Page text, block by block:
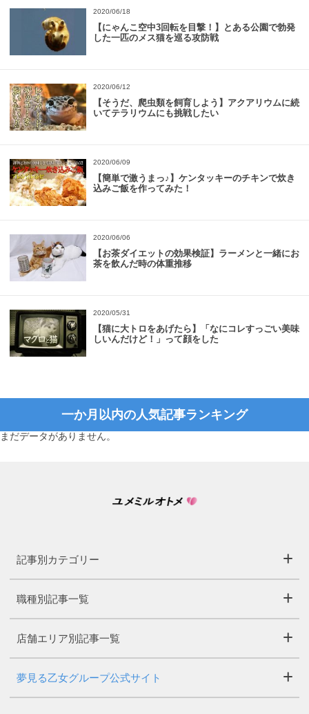
2020/06/18
【にゃんこ空中3回転を目撃！】とある公園で勃発
した一匹のメス猫を巡る攻防戦
2020/06/12
【そうだ、爬虫類を飼育しよう】アクアリウムに続
いてテラリウムにも挑戦したい
2020/06/09
【簡単で激うまっ♪】ケンタッキーのチキンで炊き
込みご飯を作ってみた！
2020/06/06
【お茶ダイエットの効果検証】ラーメンと一緒にお
茶を飲んだ時の体重推移
2020/05/31
【猫に大トロをあげたら】「なにコレすっごい美味
しいんだけど！」って顔をした
一か月以内の人気記事ランキング
まだデータがありません。
記事別カテゴリー
職種別記事一覧
店舗エリア別記事一覧
夢見る乙女グループ公式サイト